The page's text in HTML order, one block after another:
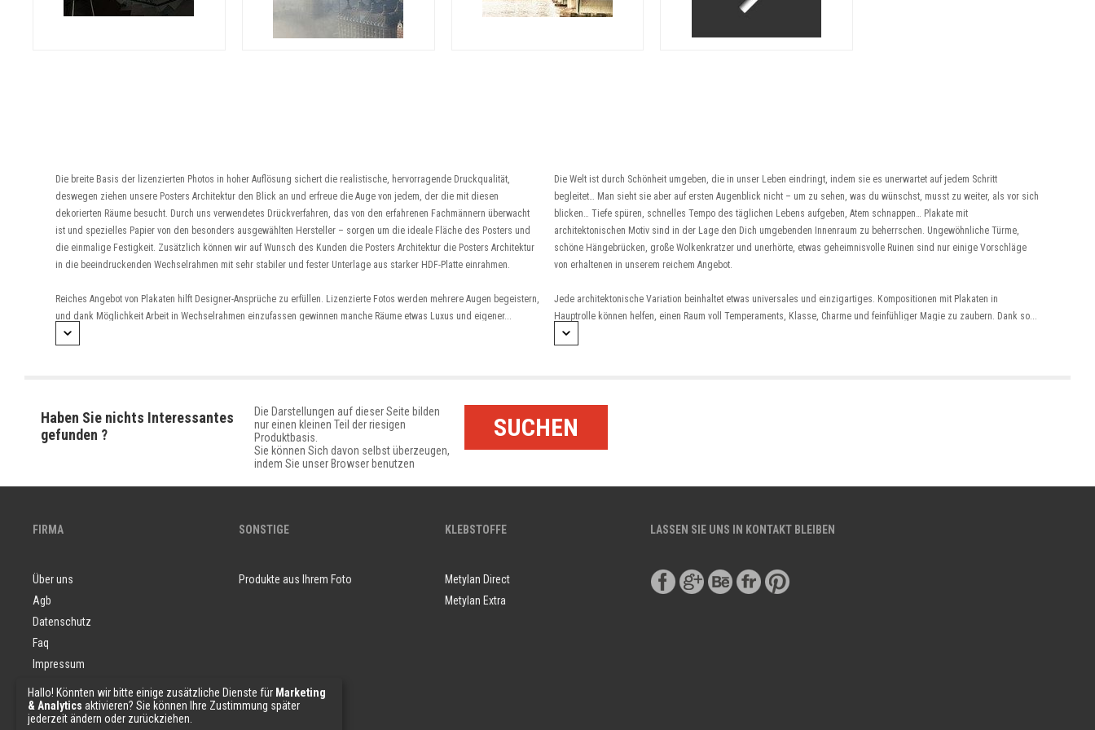
Die breite Basis der lizenzierten Photos in hoher Auflösung sichert die realistische, hervorragende Druckqualität,
deswegen ziehen unsere Posters Architektur den Blick an und erfreue die Auge von jedem, der die mit diesen
dekorierten Räume besucht. Durch uns verwendetes Drückverfahren, das von den erfahrenen Fachmännern überwacht
ist und spezielles Papier von den besonders ausgewählten Hersteller – sorgen um die ideale Fläche des Posters und
die einmalige Festigkeit. Zusätzlich können wir auf Wunsch des Kunden die Posters Architektur die Posters Architektur
in die beeindruckenden Wechselrahmen mit sehr stabiler und fester Unterlage aus starker HDF-Platte einrahmen.
Reiches Angebot von Plakaten hilft Designer-Ansprüche zu erfüllen. Lizenzierte Fotos werden mehrere Augen begeistern,
und dank Möglichkeit Arbeit in Wechselrahmen einzufassen gewinnen manche Räume etwas Luxus und eigener...
Die Welt ist durch Schönheit umgeben, die in unser Leben eindringt, indem sie es unerwartet auf jedem Schritt
begleitet… Man sieht sie aber auf ersten Augenblick nicht – um zu sehen, was du wünschst, musst zu weiter, als vor sich
blicken… Tiefe spüren, schnelles Tempo des täglichen Lebens aufgeben, Atem schnappen… Plakate mit
architektonischen Motiv sind in der Lage den Dich umgebenden Innenraum zu beherrschen. Ungewöhnliche Türme,
schöne Hängebrücken, große Wolkenkratzer und unerhörte, etwas geheimnisvolle Ruinen sind nur einige Vorschläge
von erhaltenen in unserem reichem Angebot.
Jede architektonische Variation beinhaltet etwas universales und einzigartiges. Kompositionen mit Plakaten in
Hauptrolle können helfen, einen Raum voll Temperaments, Klasse, Charme und feinfühliger Magie zu zaubern. Dank so...
Haben Sie nichts Interessantes
gefunden ?
Die Darstellungen auf dieser Seite bilden
nur einen kleinen Teil der riesigen
Produktbasis.
Sie können Sich davon selbst überzeugen,
indem Sie unser Browser benutzen
SUCHEN
FIRMA
Über uns
Agb
Datenschutz
Faq
Impressum
Widerrufsbelehrung
Material Muster
SONSTIGE
Produkte aus Ihrem Foto
KLEBSTOFFE
Metylan Direct
Metylan Extra
LASSEN SIE UNS IN KONTAKT BLEIBEN
Hallo! Könnten wir bitte einige zusätzliche Dienste für Marketing
& Analytics aktivieren? Sie können Ihre Zustimmung später
jederzeit ändern oder zurückziehen.